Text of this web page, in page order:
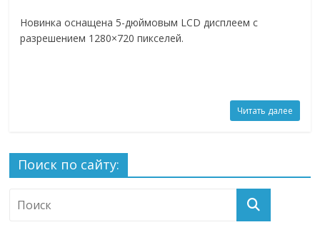
Новинка оснащена 5-дюймовым LCD дисплеем с
разрешением 1280×720 пикселей.
Читать далее
Поиск по сайту: